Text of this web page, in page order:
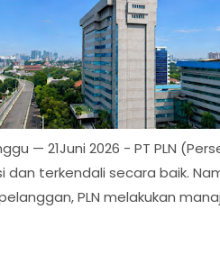
— 21Juni 2026 - PT PLN
terkendali secara baik.
PLN melakukan